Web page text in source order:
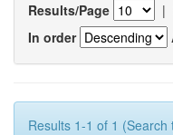
Results/Page |
In order
Results 1-1 of 1